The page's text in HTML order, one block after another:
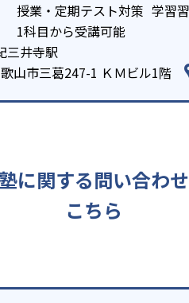
授業・定期テスト対策 学習
1科目から受講可能
三井寺駅
山市三葛247-1 ＫＭビル1階
に関する問い合わ
こちら